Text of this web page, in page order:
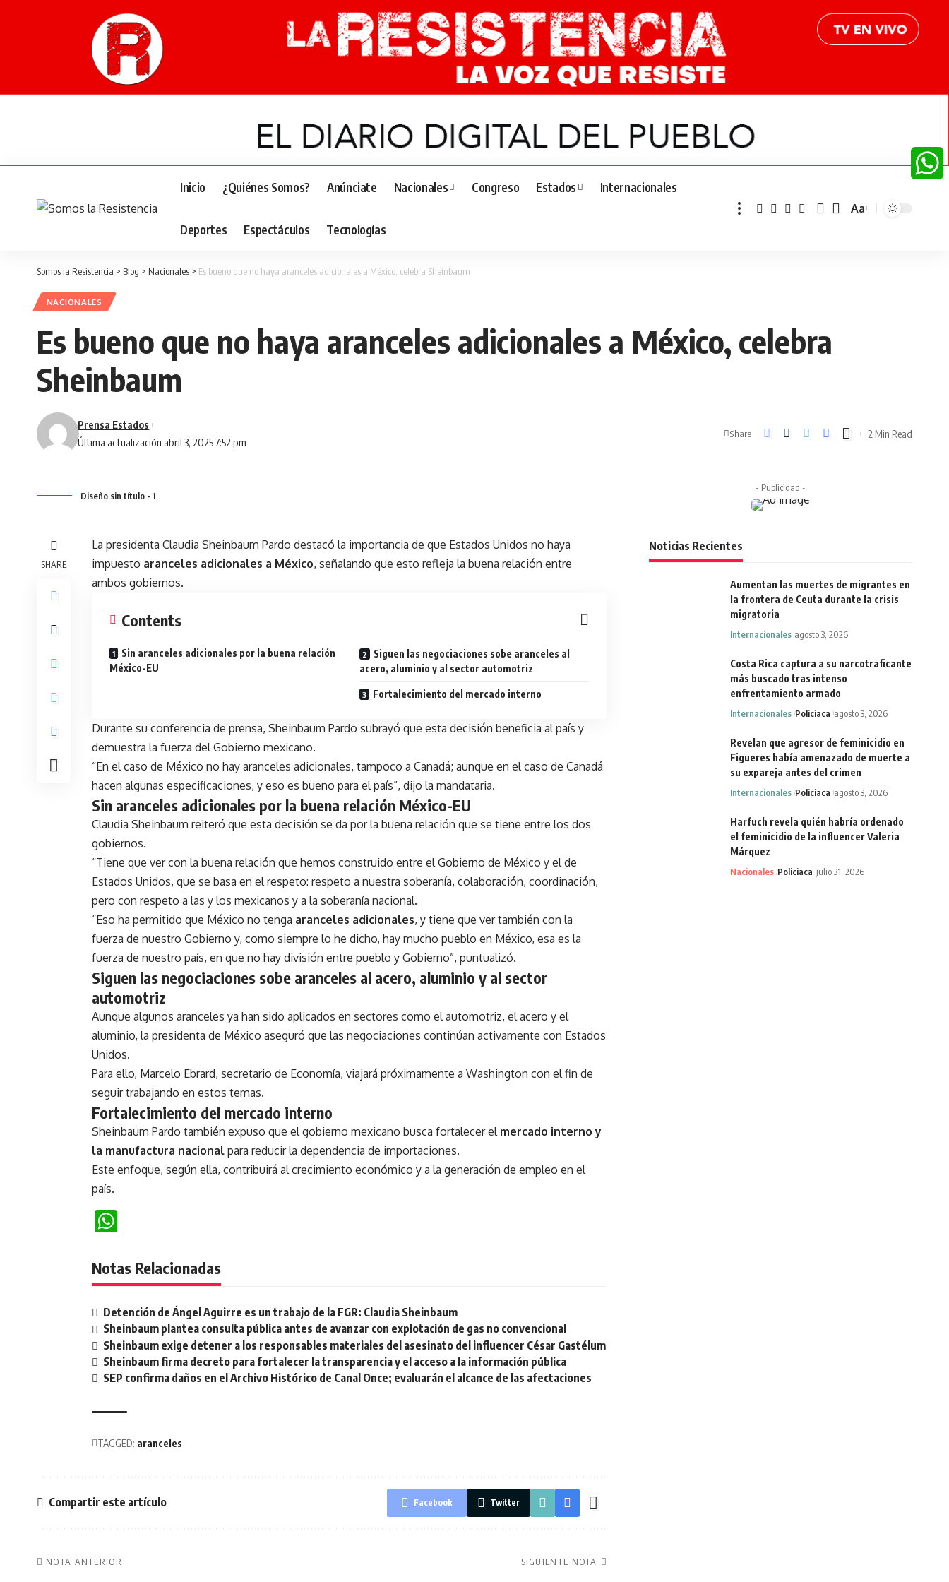
Inicio ¿Quiénes Somos? Anúnciate Nacionales Congreso Estados Internacionales
Deportes Espectáculos Tecnologías
Font
Aa
Somos la Resistencia > Blog > Nacionales > Es bueno que no haya aranceles adicionales a México, celebra Sheinbaum
NACIONALES
Es bueno que no haya aranceles adicionales a México, celebra
Sheinbaum
Última actualización abril 3, 2025 7:52 pm
Prensa Estados
Share 2 Min Read
Diseño sin título - 1
SHARE
La presidenta Claudia Sheinbaum Pardo destacó la importancia de que Estados Unidos no haya
impuesto aranceles adicionales a México, señalando que esto refleja la buena relación entre
ambos gobiernos.
Contents
Sin aranceles adicionales por la buena relación
México-EU
Siguen las negociaciones sobe aranceles al
acero, aluminio y al sector automotriz
Fortalecimiento del mercado interno
Durante su conferencia de prensa, Sheinbaum Pardo subrayó que esta decisión beneficia al país y
demuestra la fuerza del Gobierno mexicano.
“En el caso de México no hay aranceles adicionales, tampoco a Canadá; aunque en el caso de Canadá
hacen algunas especificaciones, y eso es bueno para el país”, dijo la mandataria.
Sin aranceles adicionales por la buena relación México-EU
Claudia Sheinbaum reiteró que esta decisión se da por la buena relación que se tiene entre los dos
gobiernos.
“Tiene que ver con la buena relación que hemos construido entre el Gobierno de México y el de
Estados Unidos, que se basa en el respeto: respeto a nuestra soberanía, colaboración, coordinación,
pero con respeto a las y los mexicanos y a la soberanía nacional.
“Eso ha permitido que México no tenga aranceles adicionales, y tiene que ver también con la
fuerza de nuestro Gobierno y, como siempre lo he dicho, hay mucho pueblo en México, esa es la
fuerza de nuestro país, en que no hay división entre pueblo y Gobierno”, puntualizó.
Siguen las negociaciones sobe aranceles al acero, aluminio y al sector
automotriz
Aunque algunos aranceles ya han sido aplicados en sectores como el automotriz, el acero y el
aluminio, la presidenta de México aseguró que las negociaciones continúan activamente con Estados
Unidos.
Para ello, Marcelo Ebrard, secretario de Economía, viajará próximamente a Washington con el fin de
seguir trabajando en estos temas.
Fortalecimiento del mercado interno
Sheinbaum Pardo también expuso que el gobierno mexicano busca fortalecer el mercado interno y
la manufactura nacional para reducir la dependencia de importaciones.
Este enfoque, según ella, contribuirá al crecimiento económico y a la generación de empleo en el
país.
Notas Relacionadas
Detención de Ángel Aguirre es un trabajo de la FGR: Claudia Sheinbaum
Sheinbaum plantea consulta pública antes de avanzar con explotación de gas no convencional
Sheinbaum exige detener a los responsables materiales del asesinato del influencer César Gastélum
Sheinbaum firma decreto para fortalecer la transparencia y el acceso a la información pública
SEP confirma daños en el Archivo Histórico de Canal Once; evaluarán el alcance de las afectaciones
TAGGED: aranceles
Compartir este artículo Facebook Twitter
NOTA ANTERIOR SIGUIENTE NOTA
- Publicidad -
Noticias Recientes
Aumentan las muertes de migrantes en
la frontera de Ceuta durante la crisis
migratoria
Internacionales agosto 3, 2026
Costa Rica captura a su narcotraficante
más buscado tras intenso
enfrentamiento armado
Internacionales Policiaca agosto 3, 2026
Revelan que agresor de feminicidio en
Figueres había amenazado de muerte a
su expareja antes del crimen
Internacionales Policiaca agosto 3, 2026
Harfuch revela quién habría ordenado
el feminicidio de la influencer Valeria
Márquez
Nacionales Policiaca julio 31, 2026